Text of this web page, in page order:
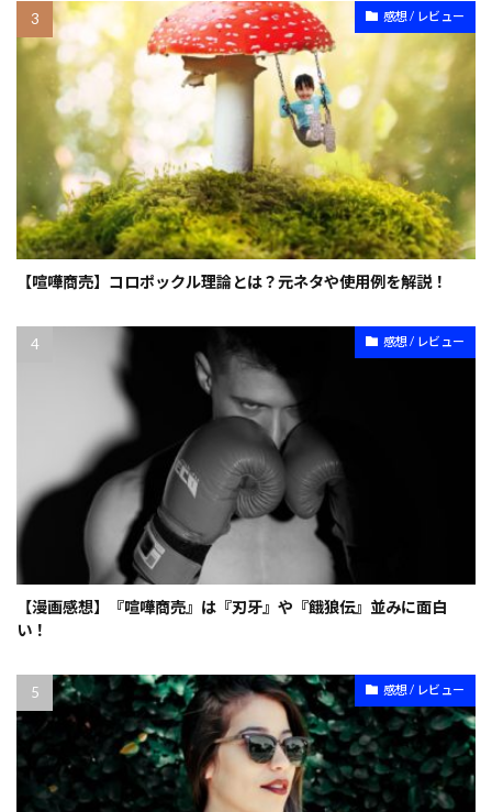
感想 / レビュー
【喧嘩商売】コロポックル理論とは？元ネタや使用例を解説！
感想 / レビュー
【漫画感想】『喧嘩商売』は『刃牙』や『餓狼伝』並みに面白
い！
感想 / レビュー